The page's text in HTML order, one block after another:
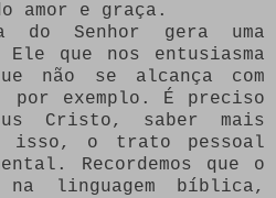
amor e graça.
do Senhor gera uma
Ele que nos entusiasma
não se alcança com
por exemplo. É preciso
Cristo, saber mais
isso, o trato pessoal
Recordemos que o
na linguagem bíblica,